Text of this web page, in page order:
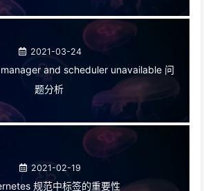
2021-03-24
and scheduler unavailable 问
题分析
2021-02-19
规范中标签的重要性